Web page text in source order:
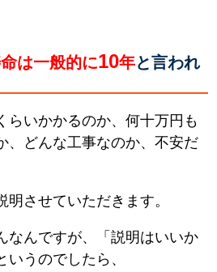
は一般的に10年と言われ
らいかかるのか、何十万円も
、どんな工事なのか、不安だ
させていただきます。
なんですが、「説明はいいか
いうのでしたら、